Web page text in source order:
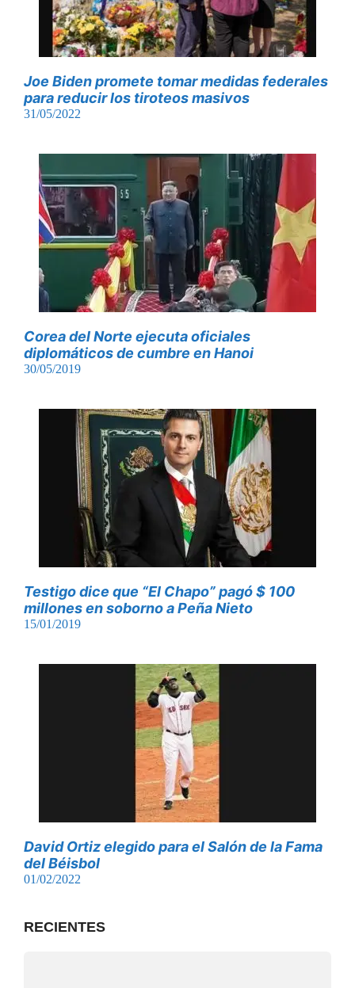
Joe Biden promete tomar medidas federales
para reducir los tiroteos masivos
31/05/2022
Corea del Norte ejecuta oficiales
diplomáticos de cumbre en Hanoi
30/05/2019
Testigo dice que “El Chapo” pagó $ 100
millones en soborno a Peña Nieto
15/01/2019
David Ortiz elegido para el Salón de la Fama
del Béisbol
01/02/2022
RECIENTES